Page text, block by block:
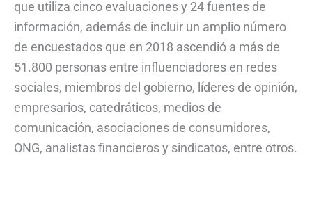
que utiliza cinco evaluaciones y 24 fuentes de
información, además de incluir un amplio número
de encuestados que en 2018 ascendió a más de
51.800 personas entre influenciadores en redes
sociales, miembros del gobierno, líderes de opinión,
empresarios, catedráticos, medios de
comunicación, asociaciones de consumidores,
ONG, analistas financieros y sindicatos, entre otros.